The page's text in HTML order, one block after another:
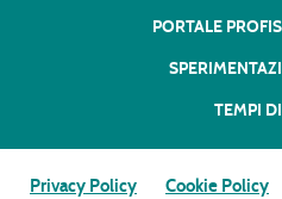
PORTALE
TEMPI
Privacy Policy Cookie Policy